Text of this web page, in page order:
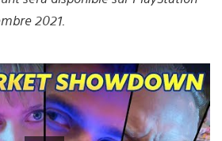
2021.